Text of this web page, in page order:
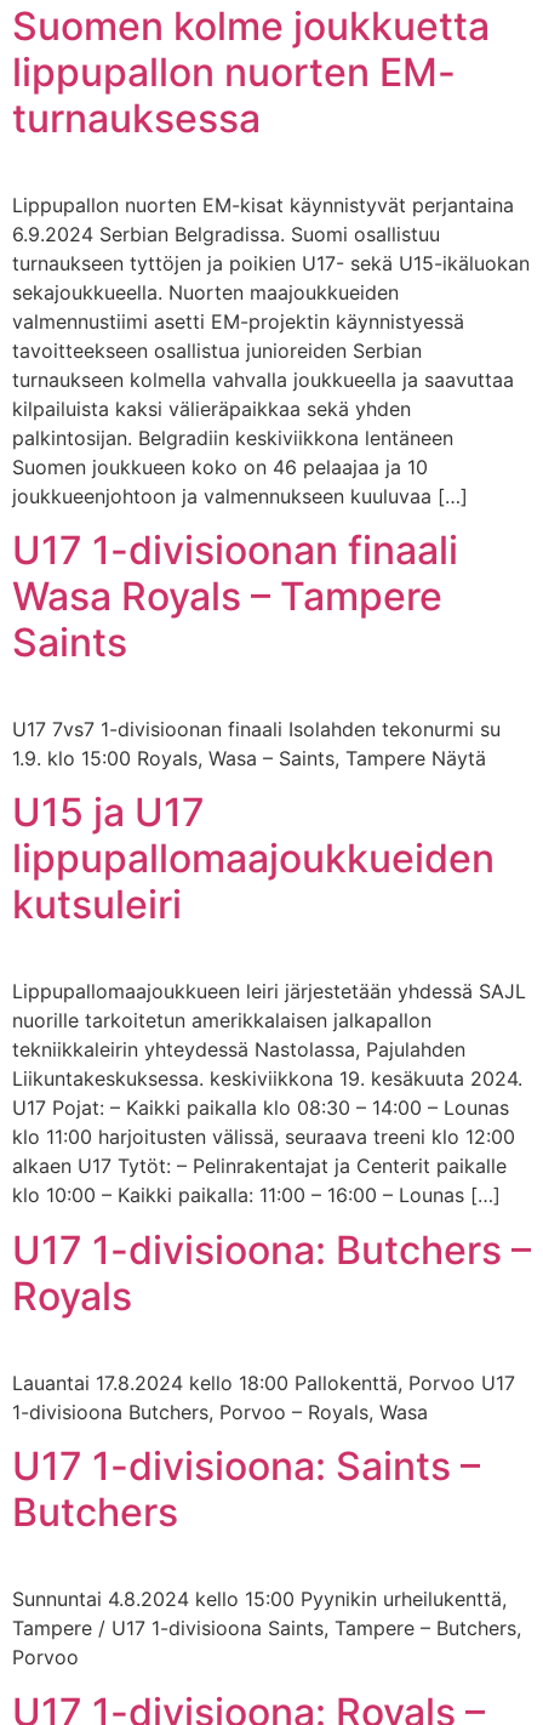
Suomen kolme joukkuetta
lippupallon nuorten EM-
turnauksessa
Lippupallon nuorten EM-kisat käynnistyvät perjantaina
6.9.2024 Serbian Belgradissa. Suomi osallistuu
turnaukseen tyttöjen ja poikien U17- sekä U15-ikäluokan
sekajoukkueella. Nuorten maajoukkueiden
valmennustiimi asetti EM-projektin käynnistyessä
tavoitteekseen osallistua junioreiden Serbian
turnaukseen kolmella vahvalla joukkueella ja saavuttaa
kilpailuista kaksi välieräpaikkaa sekä yhden
palkintosijan. Belgradiin keskiviikkona lentäneen
Suomen joukkueen koko on 46 pelaajaa ja 10
joukkueenjohtoon ja valmennukseen kuuluvaa […]
U17 1-divisioonan finaali
Wasa Royals – Tampere
Saints
U17 7vs7 1-divisioonan finaali Isolahden tekonurmi su
1.9. klo 15:00 Royals, Wasa – Saints, Tampere Näytä
U15 ja U17
lippupallomaajoukkueiden
kutsuleiri
Lippupallomaajoukkueen leiri järjestetään yhdessä SAJL
nuorille tarkoitetun amerikkalaisen jalkapallon
tekniikkaleirin yhteydessä Nastolassa, Pajulahden
Liikuntakeskuksessa. keskiviikkona 19. kesäkuuta 2024.
U17 Pojat: – ⁠Kaikki paikalla klo 08:30 – 14:00 – Lounas
klo 11:00 harjoitusten välissä, seuraava treeni klo 12:00
alkaen U17 Tytöt: – ⁠Pelinrakentajat ja Centerit paikalle
klo 10:00 – ⁠Kaikki paikalla: 11:00 – 16:00 – Lounas […]
U17 1-divisioona: Butchers –
Royals
Lauantai 17.8.2024 kello 18:00 Pallokenttä, Porvoo U17
1-divisioona Butchers, Porvoo – Royals, Wasa
U17 1-divisioona: Saints –
Butchers
Sunnuntai 4.8.2024 kello 15:00 Pyynikin urheilukenttä,
Tampere / U17 1-divisioona Saints, Tampere – Butchers,
Porvoo
U17 1-divisioona: Royals –